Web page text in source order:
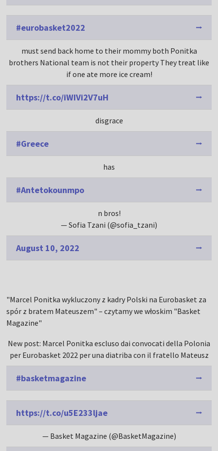
#eurobasket2022
must send back home to their mommy both Ponitka
brothers National team is not their property They treat like
if one ate more ice cream!
https://t.co/iWIVi2V7uH
disgrace
#Greece
has
#Antetokounmpo
n bros!
— Sofia Tzani (@sofia_tzani)
August 10, 2022
"Marcel Ponitka wykluczony z kadry Polski na Eurobasket za
spór z bratem Mateuszem" – czytamy we włoskim "Basket
Magazine"
New post: Marcel Ponitka escluso dai convocati della Polonia
per Eurobasket 2022 per una diatriba con il fratello Mateusz
#basketmagazine
https://t.co/u5E233ljae
— Basket Magazine (@BasketMagazine)